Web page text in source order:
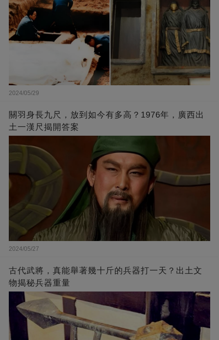
2024/05/29
關羽身長九尺，放到如今有多高？1976年，廣西出
土一漢尺揭開答案
2024/05/27
古代武將，真能舉著幾十斤的兵器打一天？出土文
物揭秘兵器重量